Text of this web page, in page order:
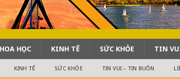
HỌC KINH TẾ SỨC KHỎE TIN
KINH TẾ SỨC KHỎE TIN VUI – TIN BUỒN